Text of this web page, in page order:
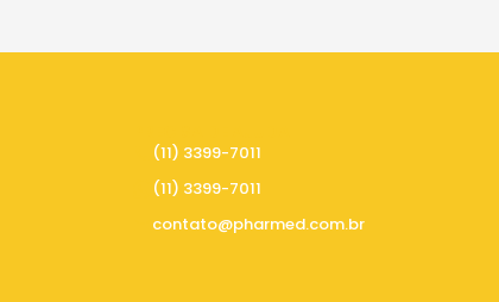
(11) 3399-7011
(11) 3399-7011
contato@pharmed.com.br